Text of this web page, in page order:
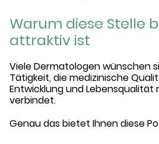
Warum diese Stelle
attraktiv ist
Viele Dermatologen wünschen
Tätigkeit, die medizinische
Entwicklung und Lebensqualität
verbindet.
Genau das bietet Ihnen diese